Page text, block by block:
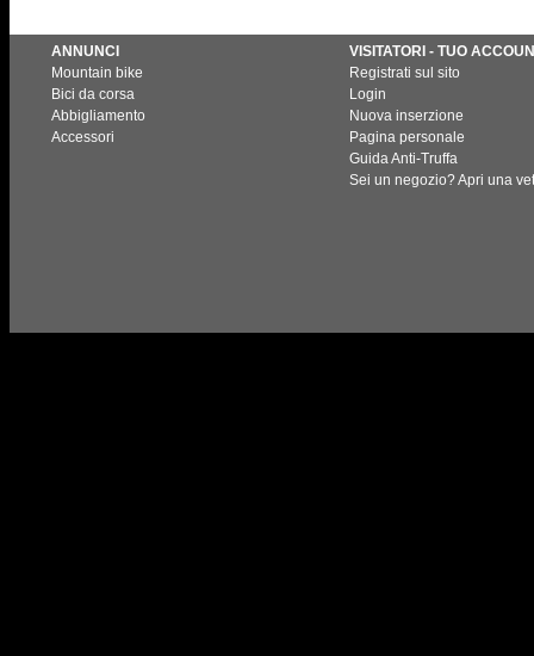
ANNUNCI
Mountain bike
Bici da corsa
Abbigliamento
Accessori
VISITATORI - TUO
Registrati sul sito
Login
Nuova inserzione
Pagina personale
Guida Anti-Truffa
Sei un negozio? Apri una